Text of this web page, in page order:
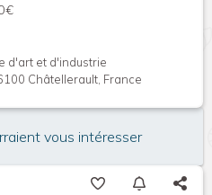
d'art et d'industrie
Châtellerault, France
vous intéresser